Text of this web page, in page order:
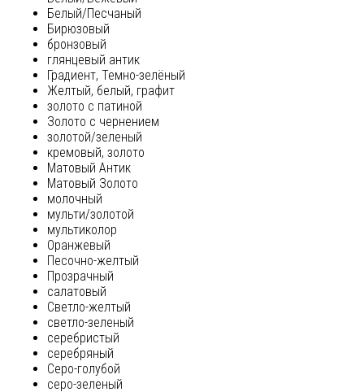
Белый/Песчаный
Бирюзовый
бронзовый
глянцевый антик
Градиент, Темно-зелёный
Желтый, белый, графит
золото с патиной
Золото с чернением
золотой/зеленый
кремовый, золото
Матовый Антик
Матовый Золото
молочный
мульти/золотой
мультиколор
Оранжевый
Песочно-желтый
Прозрачный
салатовый
Светло-желтый
светло-зеленый
серебристый
серебряный
Серо-голубой
серо-зеленый